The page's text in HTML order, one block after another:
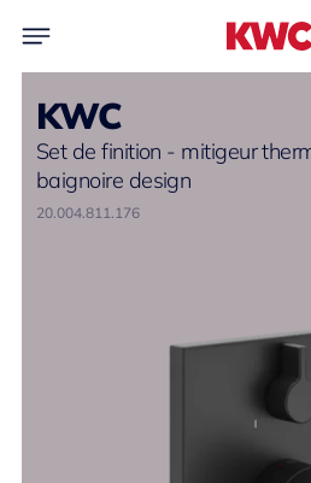
KWC
Set de finition - mitigeur
baignoire design
20.004.811.176